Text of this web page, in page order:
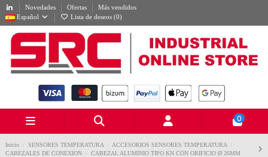
Novedades Ofertas
Más vendidos
Español
Lista de deseos (0)
0
Inicio SENSORES TEMPERATURA
ACCESORIOS SENSORES TEMPERATURA
CABEZALES DE CONEXION
CABEZAL ALUMINIO TIPO KN CON ORIFICIO Ø 26MM